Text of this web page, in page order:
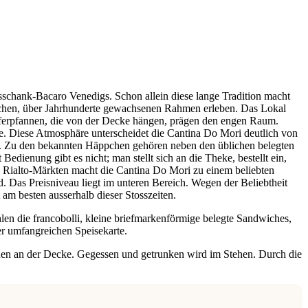
Bacaro Venedigs. Schon allein diese lange Tradition macht
über Jahrhunderte gewachsenen Rahmen erleben. Das Lokal
die von der Decke hängen, prägen den engen Raum.
Diese Atmosphäre unterscheidet die Cantina Do Mori deutlich von
den bekannten Häppchen gehören neben den üblichen belegten
gibt es nicht; man stellt sich an die Theke, bestellt ein,
Märkten macht die Cantina Do Mori zu einem beliebten
Das Preisniveau liegt im unteren Bereich. Wegen der Beliebtheit
besten ausserhalb dieser Stosszeiten.
die francobolli, kleine briefmarkenförmige belegte Sandwiches,
umfangreichen Speisekarte.
an der Decke. Gegessen und getrunken wird im Stehen. Durch die